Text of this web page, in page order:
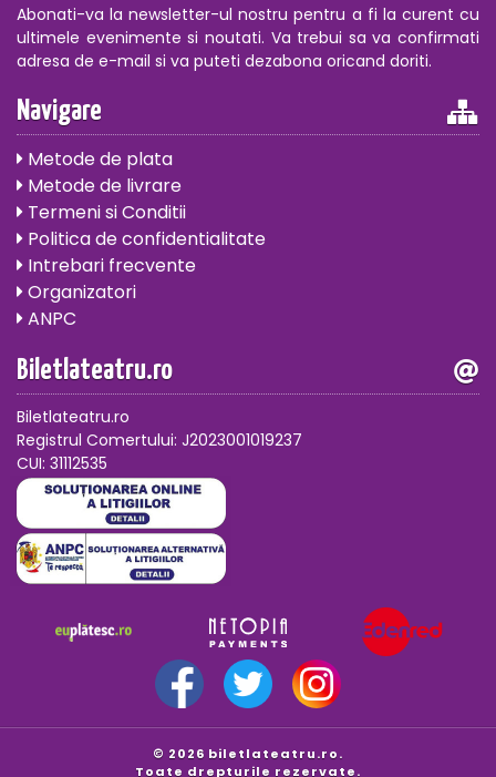
Abonati-va la newsletter-ul nostru pentru a fi la curent cu
ultimele evenimente si noutati. Va trebui sa va confirmati
adresa de e-mail si va puteti dezabona oricand doriti.
Navigare
Metode de plata
Metode de livrare
Termeni si Conditii
Politica de confidentialitate
Intrebari frecvente
Organizatori
ANPC
Biletlateatru.ro
Biletlateatru.ro
Registrul Comertului: J2023001019237
CUI: 31112535
© 2026 biletlateatru.ro.
Toate drepturile rezervate.